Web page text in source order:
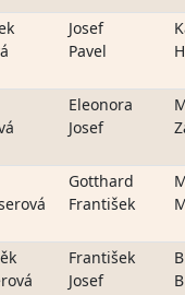
Josef
Pavel
Eleonora
Josef
Gotthard
František
František
Josef